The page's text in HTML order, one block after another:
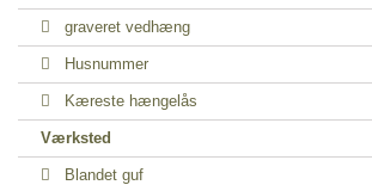
graveret vedhæng
Husnummer
Kæreste hængelås
Værksted
Blandet guf